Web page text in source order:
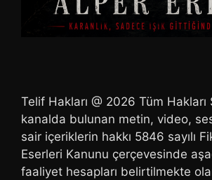
Telif Hakları @ 2026 Tüm Hakları
kanalda bulunan metin, video,
sair içeriklerin hakkı 5846 sayılı
Eserleri Kanunu çerçevesinde
faaliyet hesapları belirtilmekte